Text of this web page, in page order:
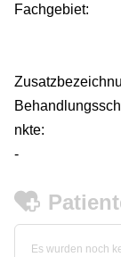
Fachgebiet:
nkte:
-
Es wurden noch